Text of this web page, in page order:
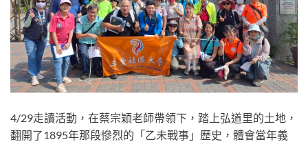
4/29走讀活動，在蔡宗穎老師帶領下，踏上弘道里的土地，
翻開了1895年那段慘烈的「乙未戰事」歷史，體會當年義